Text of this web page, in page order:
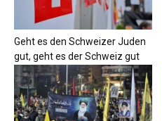
Geht es den Schweizer Juden
gut, geht es der Schweiz gut